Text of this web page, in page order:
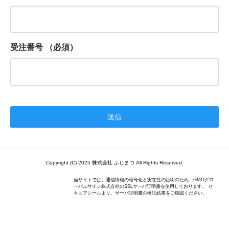
受注番号 （必須）
Copyright (C) 2025 株式会社 ふじまつ All Rights Reserved.
当サイトでは、通信情報の暗号化と実在性の証明のため、GMOグロ
ーバルサイン株式会社のSSLサーバ証明書を使用しております。 セ
キュアシールより、サーバ証明書の検証結果をご確認ください。